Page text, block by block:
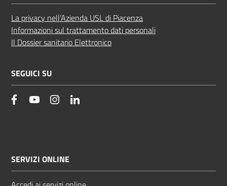
La privacy nell’Azienda USL di Piacenza
Informazioni sul trattamento dati personali
Il Dossier sanitario Elettronico
SEGUICI SU
facebookYouTube Instagram
SERVIZI ONLINE